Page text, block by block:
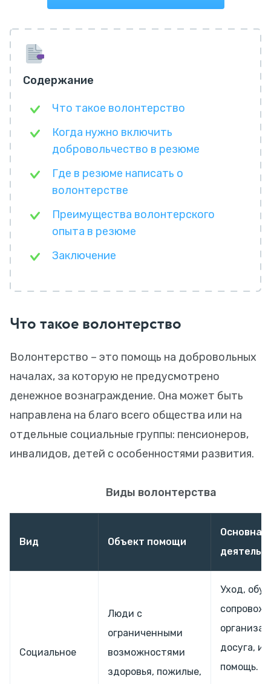
Содержание
Что такое волонтерство
Когда нужно включить
добровольчество в резюме
Где в резюме написать о
волонтерстве
Преимущества волонтерского
опыта в резюме
Заключение
Что такое волонтерство
Волонтерство – это помощь на добровольных
началах, за которую не предусмотрено
денежное вознаграждение. Она может быть
направлена на благо всего общества или на
отдельные социальные группы: пенсионеров,
инвалидов, детей с особенностями развития.
Виды волонтерства
Вид Объект помощи
Основная
Социальное
Люди с
ограниченными
возможностями
здоровья, пожилые,
Уход,
досуга,
помощь.